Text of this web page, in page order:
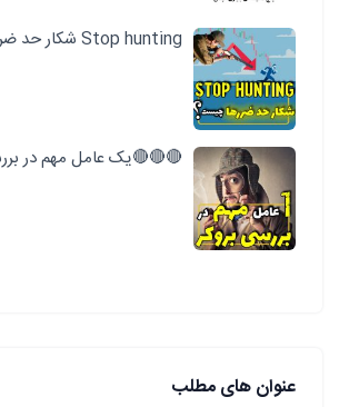
Stop hunting شکار حد ضرر ها چیست
🔴🔴🔴یک عامل مهم در
عنوان های مطلب